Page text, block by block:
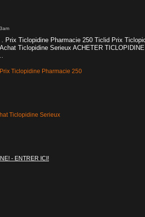
Prix Ticlopidine Pharmacie 250 Ticlid Prix
Ticlopidine Serieux ACHETER
Ticlopidine Pharmacie 250
Ticlopidine Serieux
- ENTRER ICI!